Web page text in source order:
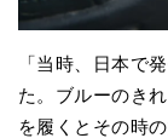
「当時、日本で
た。ブルーのき
を履くとその時